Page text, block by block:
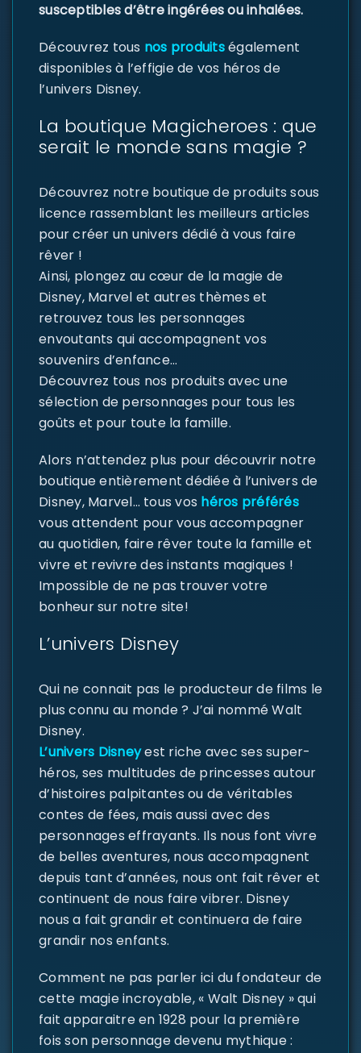
susceptibles d’être ingérées ou inhalées.
Découvrez tous nos produitségalement
disponibles à l’effigie de vos héros de
l’univers Disney.
La boutique Magicheroes : que
serait le monde sans magie ?
Découvrez notre boutique de produits sous
licence rassemblant les meilleurs articles
pour créer un univers dédié à vous faire
rêver !
Ainsi, plongez au cœur de la magie de
Disney, Marvel et autres thèmes et
retrouvez tous les personnages
envoutants qui accompagnent vos
souvenirs d’enfance…
Découvrez tous nos produits avec une
sélection de personnages pour tous les
goûts et pour toute la famille.
Alors n’attendez plus pour découvrir notre
boutique entièrement dédiée à l’univers de
Disney, Marvel… tous vos héros préférés
vous attendent pour vous accompagner
au quotidien, faire rêver toute la famille et
vivre et revivre des instants magiques !
Impossible de ne pas trouver votre
bonheur sur notre site!
L’univers Disney
Qui ne connait pas le producteur de films le
plus connu au monde ? J’ai nommé Walt
Disney.
L’univers Disneyest riche avec ses super-
héros, ses multitudes de princesses autour
d’histoires palpitantes ou de véritables
contes de fées, mais aussi avec des
personnages effrayants. Ils nous font vivre
de belles aventures, nous accompagnent
depuis tant d’années, nous ont fait rêver et
continuent de nous faire vibrer. Disney
nous a fait grandir et continuera de faire
grandir nos enfants.
Comment ne pas parler ici du fondateur de
cette magie incroyable, « Walt Disney » qui
fait apparaitre en 1928 pour la première
fois son personnage devenu mythique :